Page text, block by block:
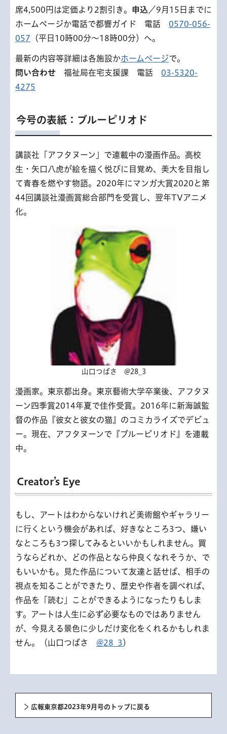
席4,500円は定価より2割引き。 申込 ／9月15日までに
ホームページか電話で都響ガイド 電話 0570-056-
057 （平日10時00分〜18時00分）へ。
最新の内容等詳細は各施設かホームページで。
問い合わせ 福祉局在宅支援課 電話 03-5320-
4275
今号の表紙：ブルーピリオド
講談社「アフタヌーン」で連載中の漫画作品。高校
生・矢口八虎が絵を描く悦びに目覚め、美大を目指し
て青春を燃やす物語。2020年にマンガ大賞2020と第
44回講談社漫画賞総合部門を受賞し、翌年TVアニメ
化。
山口つばさ @28_3
漫画家。東京都出身。東京藝術大学卒業後、アフタヌ
ーン四季賞2014年夏で佳作受賞。2016年に新海誠監
督の作品『彼女と彼女の猫』のコミカライズでデビュ
ー。現在、アフタヌーンで『ブルーピリオド』を連載
中。
Creator’s Eye
もし、アートはわからないけれど美術館やギャラリー
に行くという機会があれば、好きなところ3つ、嫌い
なところも3つ探してみるといいかもしれません。買
うならどれか、どの作品となら仲良くなれそうか、で
もいいかも。見た作品について友達と話せば、相手の
視点を知ることができたり、歴史や作者を調べれば、
作品を「読む」ことができるようになったりもしま
す。アートは人生に必ず必要なものではありません
が、今見える景色に少しだけ変化をくれるかもしれま
せん。（山口つばさ @28_3）
広報東京都2023年9月号のトップに戻る